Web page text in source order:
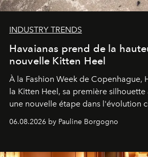
INDUSTRY TRENDS
Havaianas prend de la
nouvelle Kitten Heel
À la Fashion Week de Copenhague,
la Kitten Heel, sa première
une nouvelle étape dans l'évolution
06.08.2026 by Pauline Borgogno